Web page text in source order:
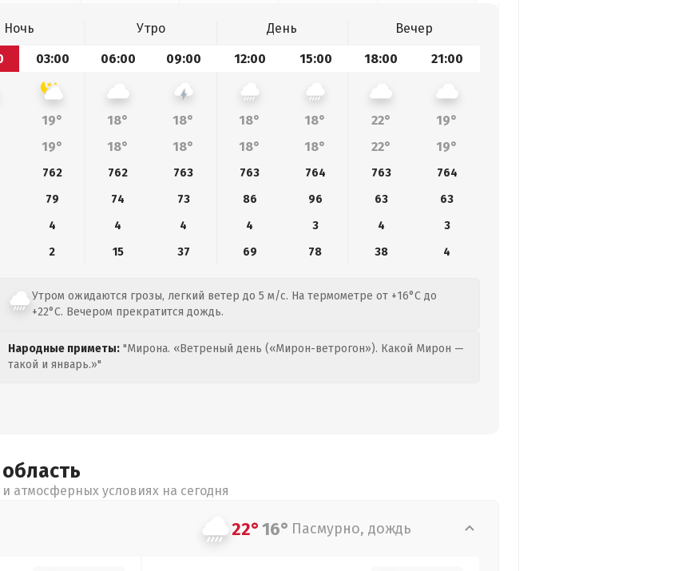
Ночь Утро День
Вечер
03:00 06:00 09:00 12:00 15:00 18:00 21:00
19° 18° 18° 18° 18° 22°
19°
19° 18° 18° 18° 18° 22° 19°
762 762 763 763 764 763
764
79 74 73 86 96 63
63
4 4 4 4 3 4
3
2 15 37 69 78 38 4
Утром ожидаются грозы, легкий ветер до 5 м/с. На термометре от +16°C до
+22°C. Вечером прекратится дождь.
Народные приметы: "Мирона. «Ветреный день («Мирон-ветрогон»). Какой Мирон —
такой и январь.»"
область
атмосферных условиях на сегодня
22°16° Пасмурно, дождь